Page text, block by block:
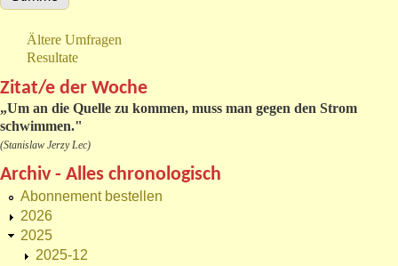
Ältere Umfragen
Resultate
Zitat/e der Woche
„Um an die Quelle zu kommen, muss man gegen den Strom
schwimmen."
(Stanislaw Jerzy Lec)
Archiv - Alles chronologisch
Abonnement bestellen
2026
2025
2025-12